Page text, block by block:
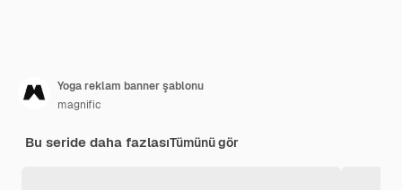
Yoga reklam banner şablonu
magnific
Bu seride daha fazlasıTümünü gör